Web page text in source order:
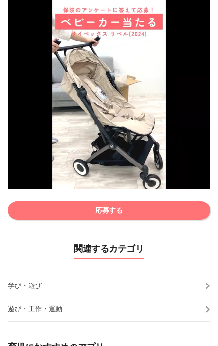
応募する
関連するカテゴリ
学び・遊び
遊び・工作・運動